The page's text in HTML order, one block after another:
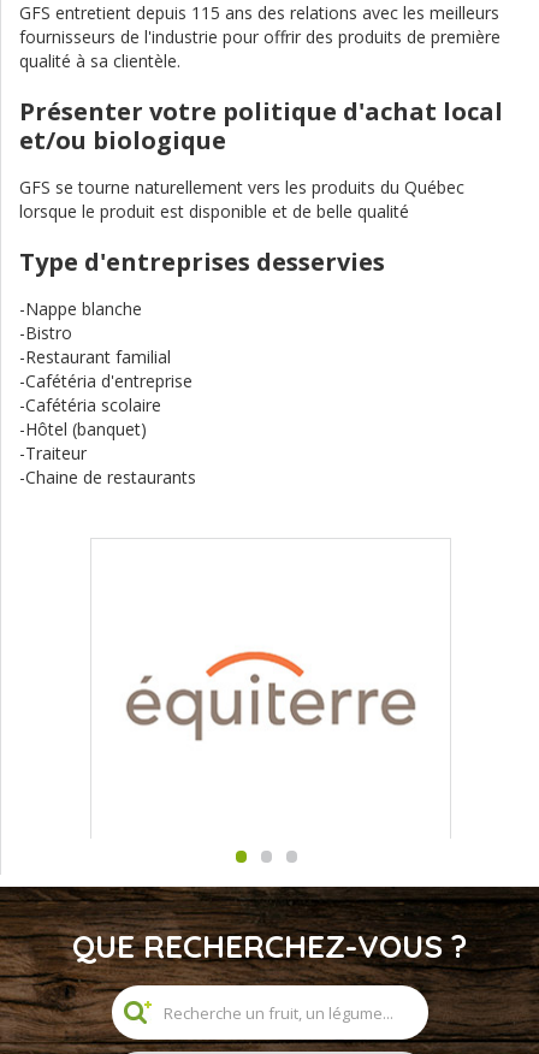
GFS entretient depuis 115 ans des relations avec les meilleurs
fournisseurs de l'industrie pour offrir des produits de première
qualité à sa clientèle.
Présenter votre politique d'achat local
et/ou biologique
GFS se tourne naturellement vers les produits du Québec
lorsque le produit est disponible et de belle qualité
Type d'entreprises desservies
-Nappe blanche
-Bistro
-Restaurant familial
-Cafétéria d'entreprise
-Cafétéria scolaire
-Hôtel (banquet)
-Traiteur
-Chaine de restaurants
QUE RECHERCHEZ-VOUS ?